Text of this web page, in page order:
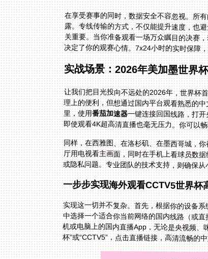
在享受赛事的同时，数据安全不容忽视。所
露。专线传输的方式，不仅能提升速度，也
关重要。当你准备观看一场万众瞩目的决赛
决定了你的观赛心情。7x24小时的实时保障
实战场景：2026年美加墨世界
让我们把目光投向不远处的2026年，世界杯
理上的便利，但想通过国内平台观看熟悉的
里，使用番茄加速器一键连接回国线路，打
即使观看4K超高清直播也毫无压力。你可以
同样，在西雅图、在洛杉矶、在墨西哥城，
厅用电视看主画面，同时在手机上看球员数
或隐私问题。专业团队的技术支持，则确保
一步步实现海外观看CCTV5世界杯
实现这一切并不复杂。首先，根据你的设备
中选择一个适合你当前网络的国内线路（或
机或电脑上的国内直播App，无论是央视频、
杯”或“CCTV5”，点击直播链接，高清流畅